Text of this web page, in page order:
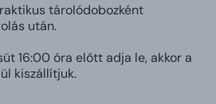
tárolódobozként
után.
16:00 óra előtt adja le, akkor a
kiszállítjuk.